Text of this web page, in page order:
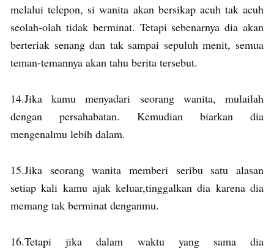
melalui telepon, si wanita akan bersikap acuh tak acuh
seolah-olah tidak berminat. Tetapi sebenarnya dia akan
berteriak senang dan tak sampai sepuluh menit, semua
teman-temannya akan tahu berita tersebut.
14.Jika kamu menyadari seorang wanita, mulailah
dengan persahabatan. Kemudian biarkan dia
mengenalmu lebih dalam.
15.Jika seorang wanita memberi seribu satu alasan
setiap kali kamu ajak keluar,tinggalkan dia karena dia
memang tak berminat denganmu.
16.Tetapi jika dalam waktu yang sama dia